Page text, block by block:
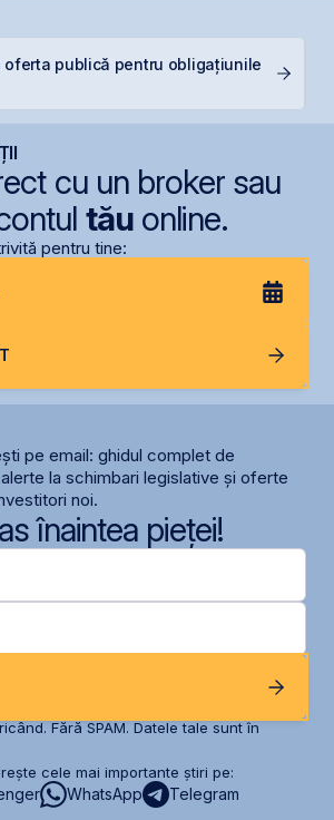
oferta publică pentru obligațiunile
cu un broker sau
tăuonline.
pentru tine:
pe email: ghidul complet de
la schimbari legislative și oferte
noi.
înaintea pieței!
Fără SPAM. Datele tale sunt în
cele mai importante știri pe:
WhatsApp Telegram